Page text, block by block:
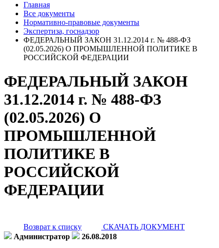
Главная
Все документы
Нормативно-правовые документы
Экспертиза, госнадзор
ФЕДЕРАЛЬНЫЙ ЗАКОН 31.12.2014 г. № 488-ФЗ
(02.05.2026) О ПРОМЫШЛЕННОЙ ПОЛИТИКЕ В
РОССИЙСКОЙ ФЕДЕРАЦИИ
ФЕДЕРАЛЬНЫЙ ЗАКОН
31.12.2014 г. № 488-ФЗ
(02.05.2026) О
ПРОМЫШЛЕННОЙ
ПОЛИТИКЕ В
РОССИЙСКОЙ
ФЕДЕРАЦИИ
Возврат к списку
СКАЧАТЬ ДОКУМЕНТ
Администратор
26.08.2018